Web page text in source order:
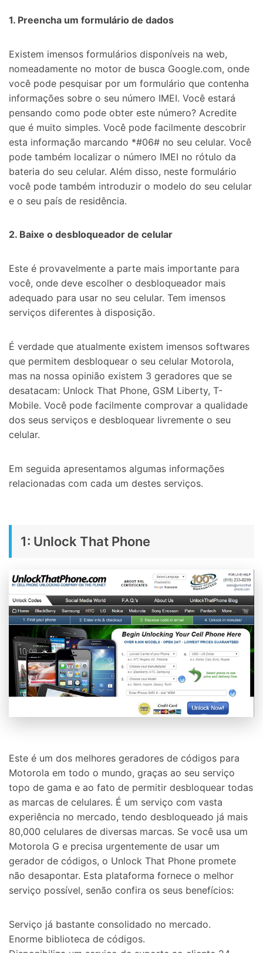
1. Preencha um formulário de dados
Existem imensos formulários disponíveis na web,
nomeadamente no motor de busca Google.com, onde
você pode pesquisar por um formulário que contenha
informações sobre o seu número IMEI. Você estará
pensando como pode obter este número? Acredite
que é muito simples. Você pode facilmente descobrir
esta informação marcando *#06# no seu celular. Você
pode também localizar o número IMEI no rótulo da
bateria do seu celular. Além disso, neste formulário
você pode também introduzir o modelo do seu celular
e o seu país de residência.
2. Baixe o desbloqueador de celular
Este é provavelmente a parte mais importante para
você, onde deve escolher o desbloqueador mais
adequado para usar no seu celular. Tem imensos
serviços diferentes à disposição.
É verdade que atualmente existem imensos softwares
que permitem desbloquear o seu celular Motorola,
mas na nossa opinião existem 3 geradores que se
desatacam: Unlock That Phone, GSM Liberty, T-
Mobile. Você pode facilmente comprovar a qualidade
dos seus serviços e desbloquear livremente o seu
celular.
Em seguida apresentamos algumas informações
relacionadas com cada um destes serviços.
1: Unlock That Phone
Este é um dos melhores geradores de códigos para
Motorola em todo o mundo, graças ao seu serviço
topo de gama e ao fato de permitir desbloquear todas
as marcas de celulares. É um serviço com vasta
experiência no mercado, tendo desbloqueado já mais
80,000 celulares de diversas marcas. Se você usa um
Motorola G e precisa urgentemente de usar um
gerador de códigos, o Unlock That Phone promete
não desapontar. Esta plataforma fornece o melhor
serviço possível, senão confira os seus benefícios:
Serviço já bastante consolidado no mercado.
Enorme biblioteca de códigos.